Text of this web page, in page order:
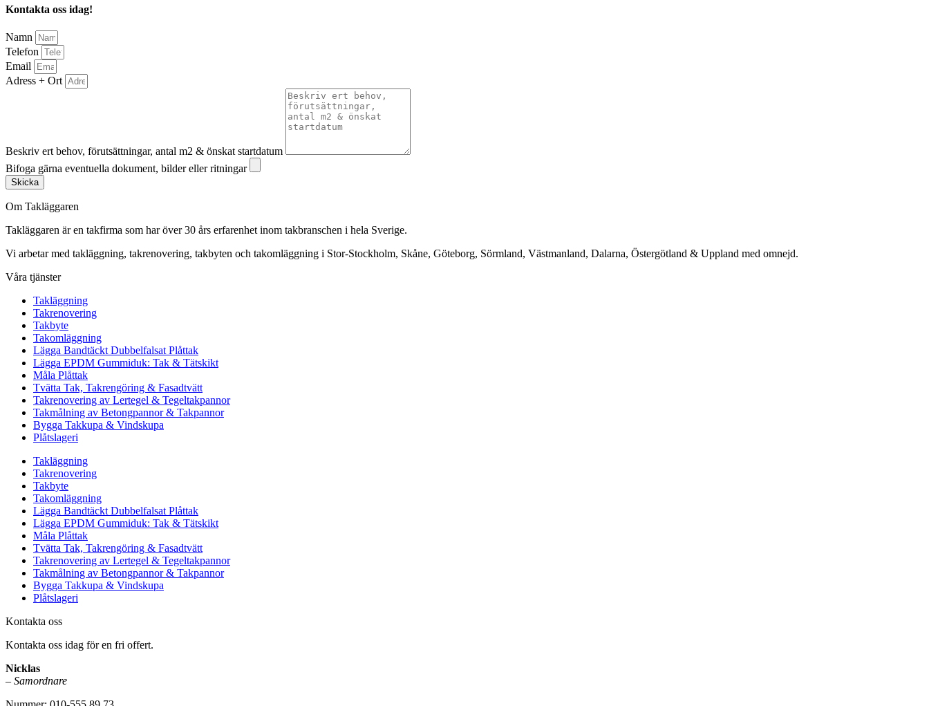
Kontakta oss idag!
Namn
Telefon
Email
Adress + Ort
Beskriv ert behov, förutsättningar, antal m2 & önskat startdatum
Bifoga gärna eventuella dokument, bilder eller ritningar
Skicka
Om Takläggaren
Takläggaren är en takfirma som har över 30 års erfarenhet inom takbranschen i hela Sverige.
Vi arbetar med takläggning, takrenovering, takbyten och takomläggning i Stor-Stockholm, Skåne, Göteborg, Sörmland, Västmanland, Dalarna, Östergötland & Uppland med omnejd.
Våra tjänster
Takläggning
Takrenovering
Takbyte
Takomläggning
Lägga Bandtäckt Dubbelfalsat Plåttak
Lägga EPDM Gummiduk: Tak & Tätskikt
Måla Plåttak
Tvätta Tak, Takrengöring & Fasadtvätt
Takrenovering av Lertegel & Tegeltakpannor
Takmålning av Betongpannor & Takpannor
Bygga Takkupa & Vindskupa
Plåtslageri
Takläggning
Takrenovering
Takbyte
Takomläggning
Lägga Bandtäckt Dubbelfalsat Plåttak
Lägga EPDM Gummiduk: Tak & Tätskikt
Måla Plåttak
Tvätta Tak, Takrengöring & Fasadtvätt
Takrenovering av Lertegel & Tegeltakpannor
Takmålning av Betongpannor & Takpannor
Bygga Takkupa & Vindskupa
Plåtslageri
Kontakta oss
Kontakta oss idag för en fri offert.
Nicklas
– Samordnare